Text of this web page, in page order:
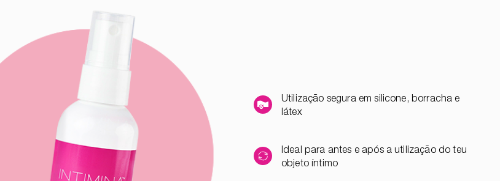
Utilização segura em silicone, borracha e
látex
Ideal para antes e após a utilização do teu
objeto íntimo